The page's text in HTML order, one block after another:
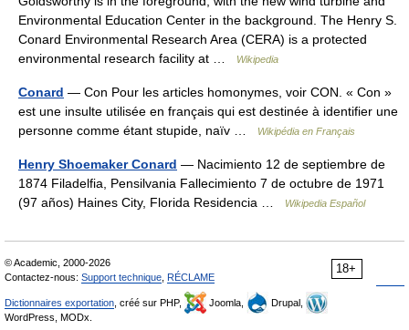
Environmental Education Center in the background. The Henry S.
Conard Environmental Research Area (CERA) is a protected
environmental research facility at …
Wikipedia
Conard — Con Pour les articles homonymes, voir CON. « Con »
est une insulte utilisée en français qui est destinée à identifier une
personne comme étant stupide, naïv …
Wikipédia en Français
Henry Shoemaker Conard — Nacimiento 12 de septiembre de
1874 Filadelfia, Pensilvania Fallecimiento 7 de octubre de 1971
(97 años) Haines City, Florida Residencia …
Wikipedia Español
18+
© Academic, 2000-2026
Contactez-nous: Support technique RÉCLAME
Dictionnaires exportation , créé sur PHP, Joomla,
Drupal,
WordPress, MODx.